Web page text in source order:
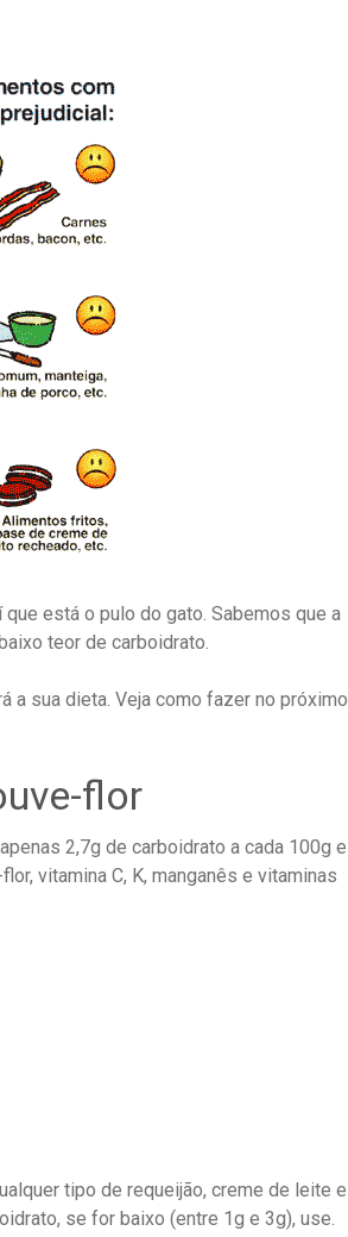
está o pulo do gato. Sabemos que a
teor de carboidrato.
a sua dieta. Veja como fazer no próximo
flor
2,7g de carboidrato a cada 100g e
vitamina C, K, manganês e vitaminas
tipo de requeijão, creme de leite e
se for baixo (entre 1g e 3g), use.